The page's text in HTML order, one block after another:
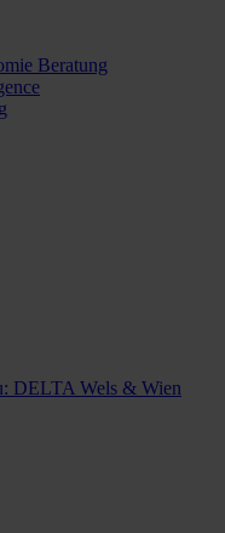
Beratung
DELTA Wels & Wien